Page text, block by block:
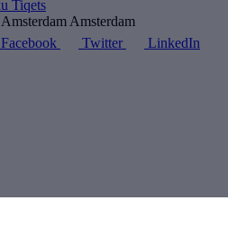
Amsterdam
Facebook Twitter LinkedIn